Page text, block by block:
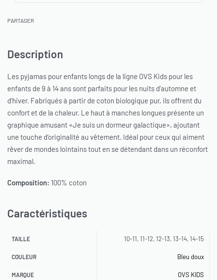
PARTAGER
Description
Les pyjamas pour enfants longs de la ligne OVS Kids pour les
enfants de 9 à 14 ans sont parfaits pour les nuits d’automne et
d’hiver. Fabriqués à partir de coton biologique pur, ils offrent du
confort et de la chaleur. Le haut à manches longues présente un
graphique amusant «Je suis un dormeur galactique», ajoutant
une touche d’originalité au vêtement. Idéal pour ceux qui aiment
rêver de mondes lointains tout en se détendant dans un réconfort
maximal.
Composition: 100% coton
Caractéristiques
TAILLE 10-11, 11-12, 12-13, 13-14, 14-15
COULEUR Bleu doux
MARQUE OVS KIDS